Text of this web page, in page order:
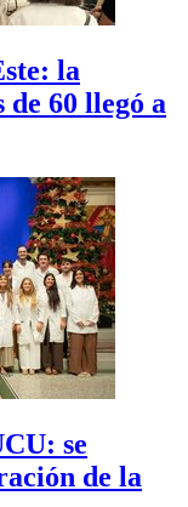
la
60 llegó a
se
de la